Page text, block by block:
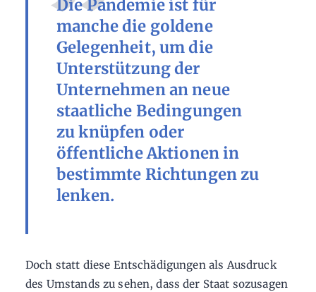
Die Pandemie ist für
manche die goldene
Gelegenheit, um die
Unterstützung der
Unternehmen an neue
staatliche Bedingungen
zu knüpfen oder
öffentliche Aktionen in
bestimmte Richtungen zu
lenken.
Doch statt diese Entschädigungen als Ausdruck
des Umstands zu sehen, dass der Staat sozusagen